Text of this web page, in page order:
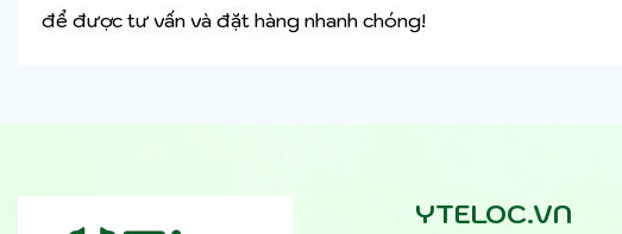
để được tư vấn và đặt hàng nhanh chóng!
YTELOC.VN